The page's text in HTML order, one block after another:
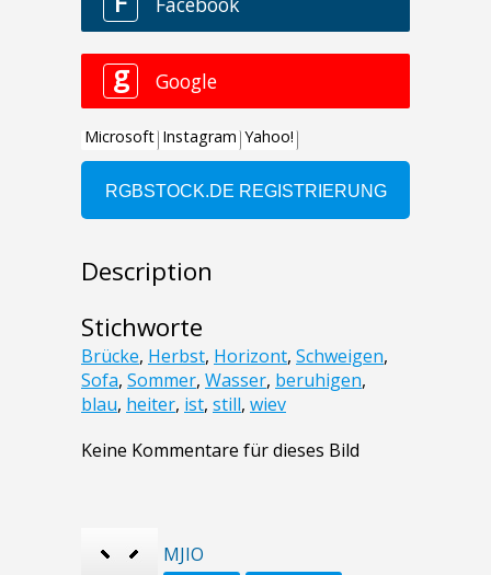
Description
Stichworte
Brücke, Herbst, Horizont, Schweigen,
Sofa, Sommer, Wasser, beruhigen,
blau, heiter, ist, still, wiev
Keine Kommentare für dieses Bild
MJIO